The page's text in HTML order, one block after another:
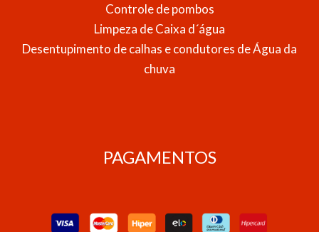
Controle de pombos
Limpeza de Caixa d´água
Desentupimento de calhas e condutores de Água da
chuva
PAGAMENTOS